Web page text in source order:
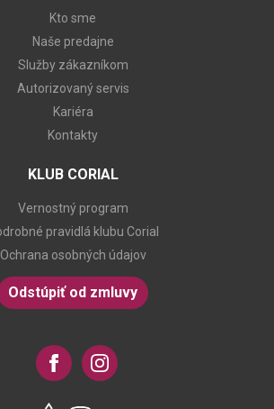
Kto sme
Naše predajne
Služby zákazníkom
Autorizovaný servis
Kariéra
Kontakty
KLUB CORIAL
Vernostný program
pravidlá klubu Corial
Ochrana osobných údajov
Odstúpiť od zmluvy